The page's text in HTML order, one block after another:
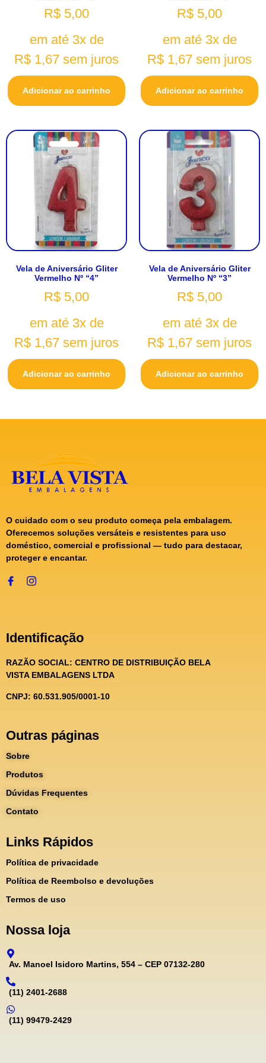
R$ 5,00
em até 3x de
R$ 1,67 sem juros
Adicionar ao carrinho
R$ 5,00
em até 3x de
R$ 1,67 sem juros
Adicionar ao carrinho
Vela de Aniversário Gliter
Vermelho Nº “4”
R$ 5,00
em até 3x de
R$ 1,67 sem juros
Adicionar ao carrinho
Vela de Aniversário Gliter
Vermelho Nº “3”
R$ 5,00
em até 3x de
R$ 1,67 sem juros
Adicionar ao carrinho
O cuidado com o seu produto começa pela embalagem.
Oferecemos soluções versáteis e resistentes para uso
doméstico, comercial e profissional — tudo para destacar,
proteger e encantar.
Identificação
RAZÃO SOCIAL: CENTRO DE DISTRIBUIÇÃO BELA
VISTA EMBALAGENS LTDA
CNPJ: 60.531.905/0001-10
Outras páginas
Sobre
Produtos
Dúvidas Frequentes
Contato
Links Rápidos
Política de privacidade
Política de Reembolso e devoluções
Termos de uso
Nossa loja
Av. Manoel Isidoro Martins, 554 – CEP 07132-280
(11) 2401-2688
(11) 99479-2429